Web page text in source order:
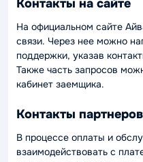
Контакты на сайте
На официальном сайте
связи. Через нее можно
поддержки, указав
Также часть запросов
кабинет заемщика.
Контакты партнеров
В процессе оплаты и
взаимодействовать с